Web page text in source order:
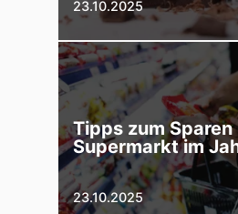
23.10.2025
Tipps zum Sparen
Supermarkt im
23.10.2025